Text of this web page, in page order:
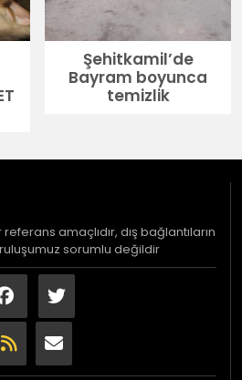
Şehitkamil’de
Bayram boyunca
temizlik
amaçlıdır, dış bağlantıların
sorumlu değildir